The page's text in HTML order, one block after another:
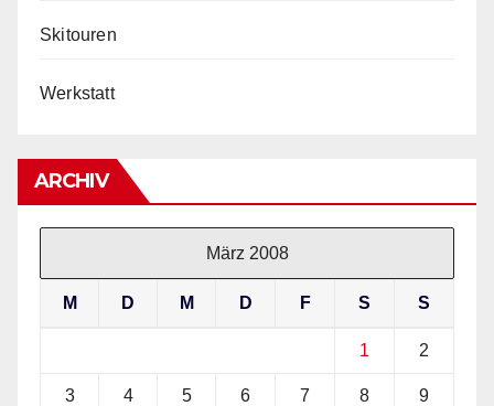
Skitouren
Werkstatt
ARCHIV
März 2008
M D M D F S S
1 2
3 4 5 6 7 8 9